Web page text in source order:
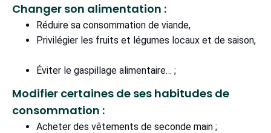
Changer son alimentation :
Réduire sa consommation de viande,
Privilégier les fruits et légumes locaux et de saison,
Éviter le gaspillage alimentaire… ;
Modifier certaines de ses habitudes de
consommation :
Acheter des vêtements de seconde main ;